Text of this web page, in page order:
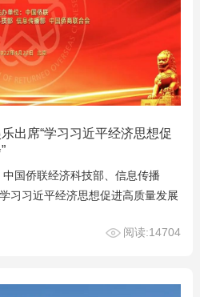
出席“学习习近平经济思想促
国侨联经济科技部、信息传播
习习近平经济思想促进高质量发展
阅读:14704